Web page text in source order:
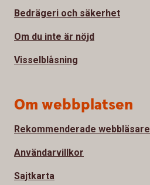
Bedrägeri och säkerhet
Om du inte är nöjd
Visselblåsning
Om webbplatsen
Rekommenderade webbläsare
Användarvillkor
Sajtkarta